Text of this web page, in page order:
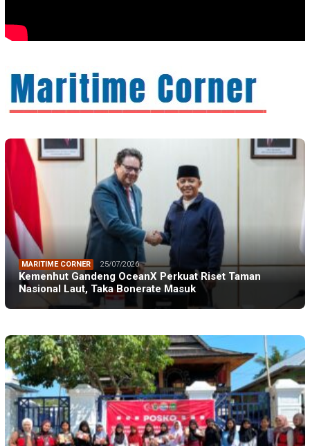
MARITIME CORNER 25/07/2026
Kemenhut Gandeng OceanX Perkuat Riset Taman
Nasional Laut, Taka Bonerate Masuk